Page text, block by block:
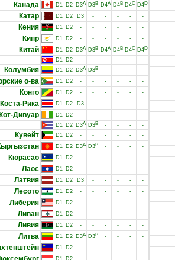
Канада D1 D2 D3A D3B D4A D4B D4C D4D
Катар D1 D2 D3 - - - - -
Кения D1 D2 - - - - - -
Кипр D1 D2 - - - - - -
Китай D1 D2 D3A D3B D4A D4B D4C D4D
D1 D2 - - - - - -
Колумбия D1 D2 D3A D3B - - - -
о-ва D1 D2 - - - - - -
Конго D1 D2 - - - - - -
Коста-Рика D1 D2 D3 - - - - -
Кот-Дивуар D1 D2 - - - - -
-
D1 D2 D3A D3B - - - -
Кувейт D1 D2 - - - - - -
D1 D2 D3A D3B - - - -
Кюрасао D1 D2 - - - - - -
Лаос D1 D2 - - - - - -
Латвия D1 D2 D3 - - - - -
Лесото D1 D2 - - - - - -
Либерия D1 D2 - - - - - -
Ливан D1 D2 - - - - - -
Ливия D1 D2 - - - - - -
Литва D1 D2 D3A D3B - - - -
D1 D2 - - - - - -
D1 D2 - - - - - -